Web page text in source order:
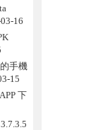
16
手機
15
下